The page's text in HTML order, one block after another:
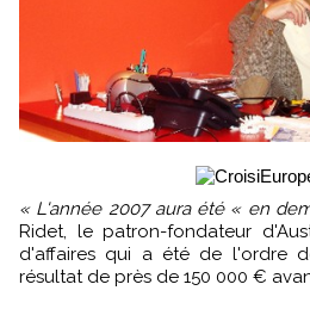
« L'année 2007 aura été « en
Ridet, le patron-fondateur
d'affaires qui a été de l'ordre
résultat de près de 150 000 €